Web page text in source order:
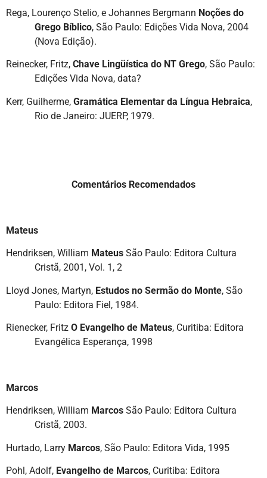
Rega, Lourenço Stelio, e Johannes Bergmann Noções do
Grego Bíblico, São Paulo: Edições Vida Nova, 2004
(Nova Edição).
Reinecker, Fritz, Chave Lingüística do NT Grego, São Paulo:
Edições Vida Nova, data?
Kerr, Guilherme, Gramática Elementar da Língua Hebraica,
Rio de Janeiro: JUERP, 1979.
Comentários Recomendados
Mateus
Hendriksen, William Mateus São Paulo: Editora Cultura
Cristã, 2001, Vol. 1, 2
Lloyd Jones, Martyn, Estudos no Sermão do Monte, São
Paulo: Editora Fiel, 1984.
Rienecker, Fritz O Evangelho de Mateus, Curitiba: Editora
Evangélica Esperança, 1998
Marcos
Hendriksen, William Marcos São Paulo: Editora Cultura
Cristã, 2003.
Hurtado, Larry Marcos, São Paulo: Editora Vida, 1995
Pohl, Adolf, Evangelho de Marcos, Curitiba: Editora